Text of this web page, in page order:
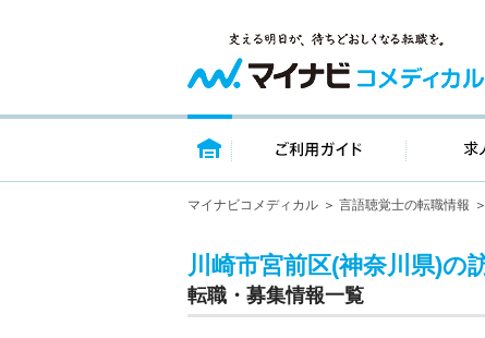
トップページ ご利用ガイ
マイナビコメディカル 言語聴覚士の転職情報
川崎市宮前区(神奈川県)の
転職・募集情報一覧